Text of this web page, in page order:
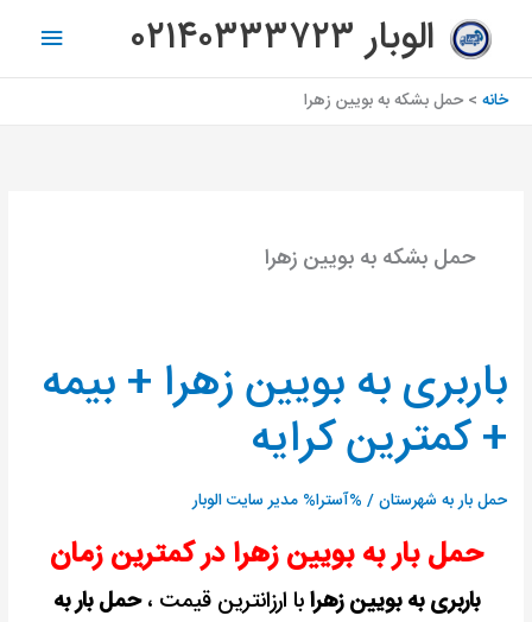
محتوا
الوبار ۰۲۱۴۰۳۳۳۷۲۳
اصلی
خانه حمل بشکه به بویین زهرا
حمل بشکه به بویین زهرا
باربری به بویین زهرا + بیمه
+ کمترین کرایه
حمل بار به شهرستان/ %آسترا% مدیر سایت الوبار
حمل بار به بویین زهرا در کمترین زمان
باربری به بویین زهرابا ارزانترین قیمت ،حمل بار به
باربری
به
بویین
بیمه
کرایه